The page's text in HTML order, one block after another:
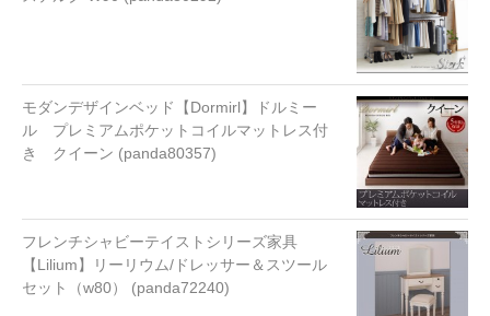
モダンデザインベッド【Dormirl】ドルミー
ル プレミアムポケットコイルマットレス付
き クイーン (panda80357)
フレンチシャビーテイストシリーズ家具
【Lilium】リーリウム/ドレッサー＆スツール
セット（w80） (panda72240)